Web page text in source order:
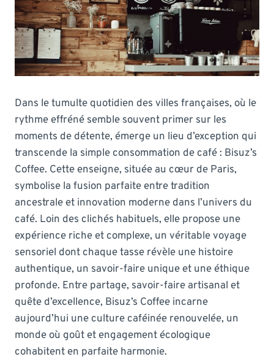
Dans le tumulte quotidien des villes françaises, où le
rythme effréné semble souvent primer sur les
moments de détente, émerge un lieu d’exception qui
transcende la simple consommation de café : Bisuz’s
Coffee. Cette enseigne, située au cœur de Paris,
symbolise la fusion parfaite entre tradition
ancestrale et innovation moderne dans l’univers du
café. Loin des clichés habituels, elle propose une
expérience riche et complexe, un véritable voyage
sensoriel dont chaque tasse révèle une histoire
authentique, un savoir-faire unique et une éthique
profonde. Entre partage, savoir-faire artisanal et
quête d’excellence, Bisuz’s Coffee incarne
aujourd’hui une culture caféinée renouvelée, un
monde où goût et engagement écologique
cohabitent en parfaite harmonie.